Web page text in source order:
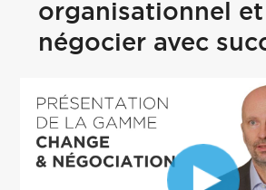
organisationnel et
négocier avec